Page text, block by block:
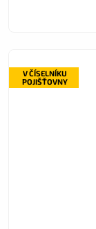
V ČÍSELNÍKU
POJIŠŤOVNY